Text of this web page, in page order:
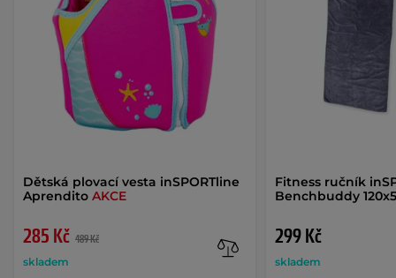
Dětská plovací vesta inSPORTline
Aprendito AKCE
285 Kč 489 Kč
skladem
Fitness ručník
Benchbuddy
299 Kč
skladem